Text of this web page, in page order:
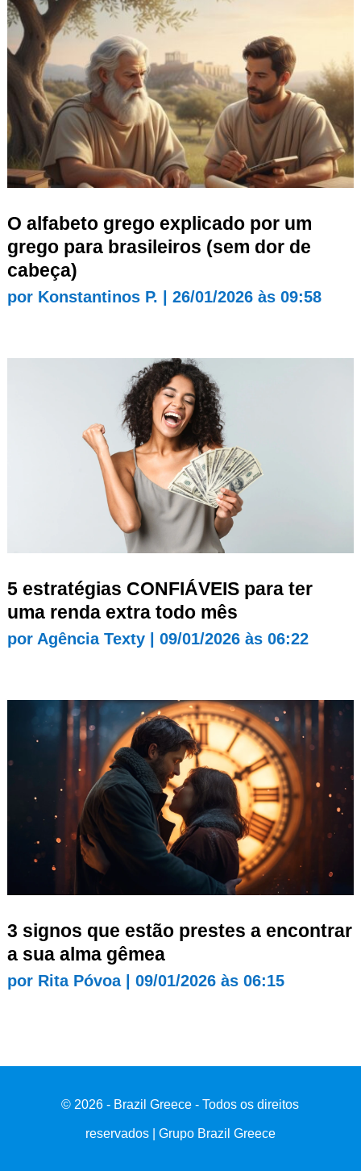
O alfabeto grego explicado por um
grego para brasileiros (sem dor de
cabeça)
por Konstantinos P. 26/01/2026 às 09:58
5 estratégias CONFIÁVEIS para ter
uma renda extra todo mês
por Agência Texty| 09/01/2026 às 06:22
3 signos que estão prestes a encontrar
a sua alma gêmea
por Rita Póvoa| 09/01/2026 às 06:15
© 2026 - Brazil Greece - Todos os direitos
reservados | Grupo Brazil Greece